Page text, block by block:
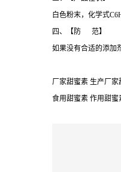
白色粉末，化学式
四、【防 范】
如果没有合适的添加
厂家甜蜜素 生产厂
食用甜蜜素 作用甜